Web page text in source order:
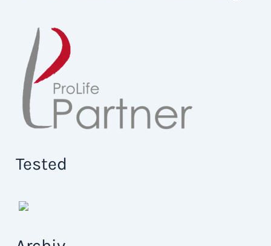
Tested